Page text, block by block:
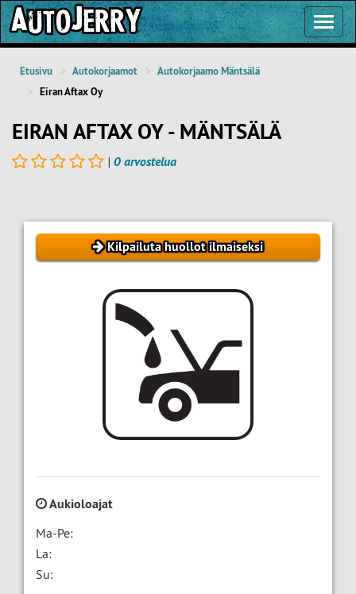
Etusivu Autokorjaamot
Autokorjaamo Mäntsälä
Eiran Aftax Oy
EIRAN AFTAX OY - MÄNTSÄLÄ
| 0 arvostelua
Kilpailuta huollot ilmaiseksi
Aukioloajat
Ma-Pe:
La:
Su: